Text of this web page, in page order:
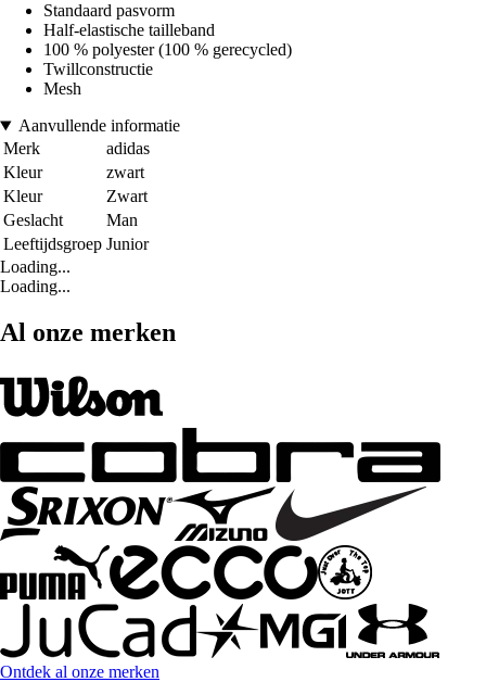
Standaard pasvorm
Half-elastische tailleband
100 % polyester (100 % gerecycled)
Twillconstructie
Mesh
Aanvullende informatie
Merk
adidas
Kleur
zwart
Kleur
Zwart
Geslacht
Man
Leeftijdsgroep Junior
Loading...
Loading...
Al onze merken
Ontdek al onze merken